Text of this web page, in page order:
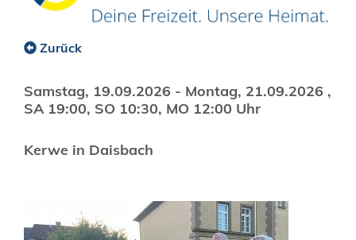
Zurück
Samstag, 19.09.2026 - Montag, 21.09.2026 ,
SA 19:00, SO 10:30, MO 12:00 Uhr
Kerwe in Daisbach